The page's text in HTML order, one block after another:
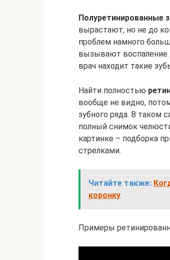
Полуретинированные
вырастают, но не до
проблем намного
вызывают воспаление.
врач находит такие
Найти полностью
вообще не видно,
зубного ряда. В таком
полный снимок
картинке – подборка
стрелками.
Читайте также:
коронку
Примеры